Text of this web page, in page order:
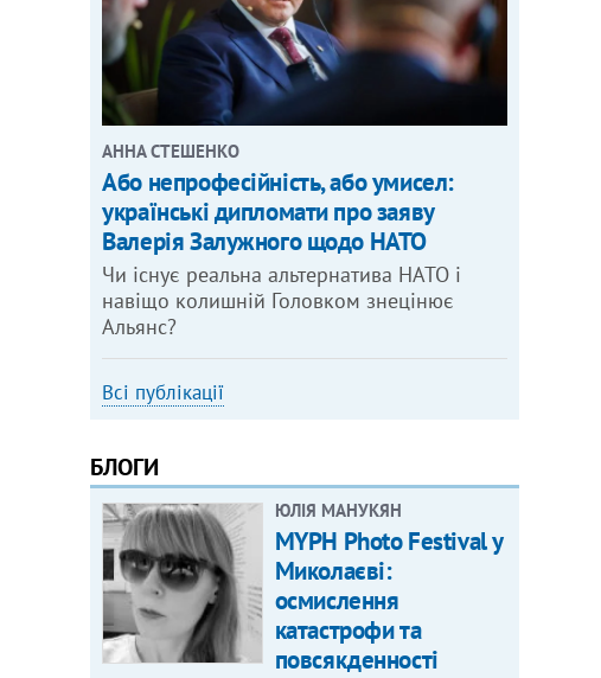
АННА СТЕШЕНКО
Або непрофесійність, або умисел:
українські дипломати про заяву
Валерія Залужного щодо НАТО
Чи існує реальна альтернатива НАТО і
навіщо колишній Головком знецінює
Альянс?
Всі публікації
БЛОГИ
ЮЛІЯ МАНУКЯН
MYPH Photo Festival у
Миколаєві:
осмислення
катастрофи та
повсякденності